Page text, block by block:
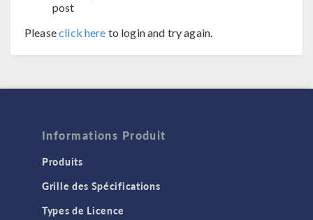
post
Pleaseclick here to login and try again.
Informations Produit
Produits
Grille des Spécifications
Types de Licence